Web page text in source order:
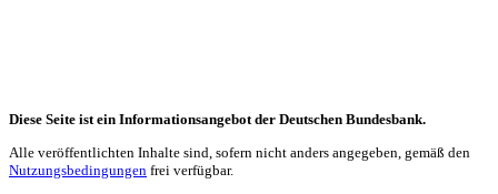
Diese Seite ist ein Informationsangebot der Deutschen Bundesbank.
Alle veröffentlichten Inhalte sind, sofern nicht anders angegeben, gemäß den
Nutzungsbedingungen frei verfügbar.